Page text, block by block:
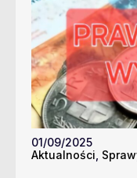
01/09/2025
Aktualności